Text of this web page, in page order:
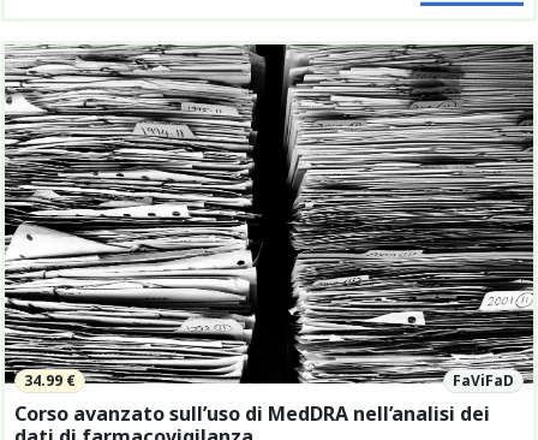
34.99 € FaViFaD
Corso avanzato sull’uso di MedDRA nell’analisi dei